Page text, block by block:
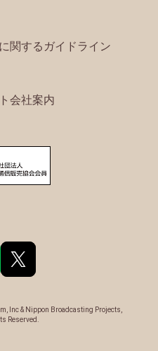
関するガイドライン
会社案内
Inc & Nippon Broadcasting Projects,
Reserved.